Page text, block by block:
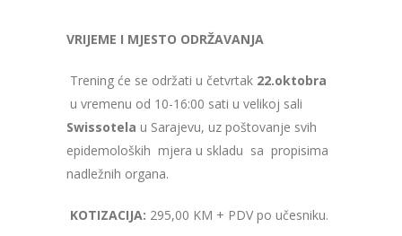
VRIJEME I MJESTO ODRŽAVANJA
Trening će se održati u četvrtak 22.oktobra
u vremenu od 10-16:00 sati u velikoj sali
Swissotela u Sarajevu, uz poštovanje svih
epidemoloških mjera u skladu sa propisima
nadležnih organa.
KOTIZACIJA: 295,00 KM + PDV po učesniku.